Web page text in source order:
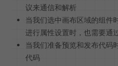
议来通信和解析
当我们选中画布区域的组件
进行属性设置时，也需要通
当我们准备预览和发布代码
代码